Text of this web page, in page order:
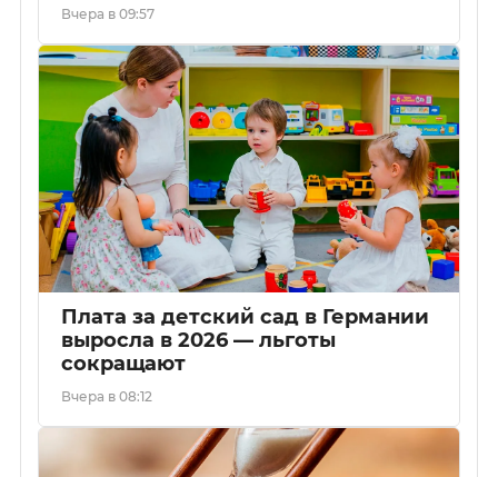
Вчера в 09:57
Плата за детский сад в Германии
выросла в 2026 — льготы
сокращают
Вчера в 08:12